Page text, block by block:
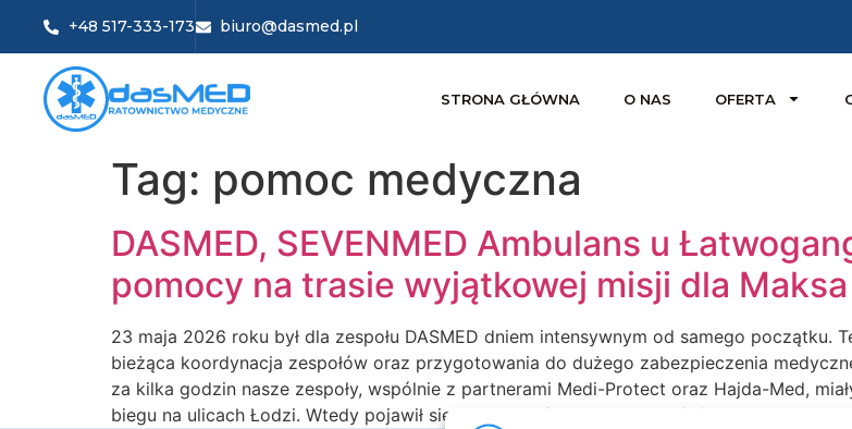
+48 517-333-173 biuro@dasmed.pl
STRONA GŁÓWNA O NAS OFERTA
Tag: pomoc medyczna
DASMED, SEVENMED Ambulans u
pomocy na trasie wyjątkowej misji dla Maksa
23 maja 2026 roku był dla zespołu DASMED dniem intensywnym od samego
bieżąca koordynacja zespołów oraz przygotowania do dużego zabezpieczenia
za kilka godzin nasze zespoły, wspólnie z partnerami Medi-Protect oraz Hajda-Med,
biegu na ulicach Łodzi. Wtedy pojawił się telefon, który zmienił rytm […]